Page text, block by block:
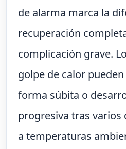
de alarma marca la
recuperación
complicación grave.
golpe de calor
forma súbita o
progresiva tras varios
a temperaturas